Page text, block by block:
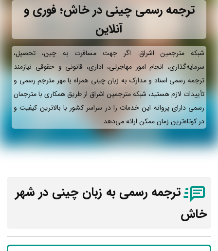
ترجمه رسمی چینی در خاش؛ فوری و
آنلاین
شبکه مترجمین اشراق: اگر جهت مسافرت به چین، تحصیل،
سرمایه‌گذاری، انجام امور مهاجرتی، اداری، قانونی و حقوقی نیازمند
ترجمه رسمی اسناد و مدارک به زبان چینی همراه با مهر مترجم رسمی و
تأییدات لازم هستید، شبکه مترجمین اشراق از طریق همکاری با مترجمان
رسمی دارای پروانه این خدمات را در سراسر کشور با بالاترین کیفیت و
در کوتاه‌ترین زمان ممکن ارائه می‌دهد.
ترجمه رسمی به زبان چینی در شهر
خاش